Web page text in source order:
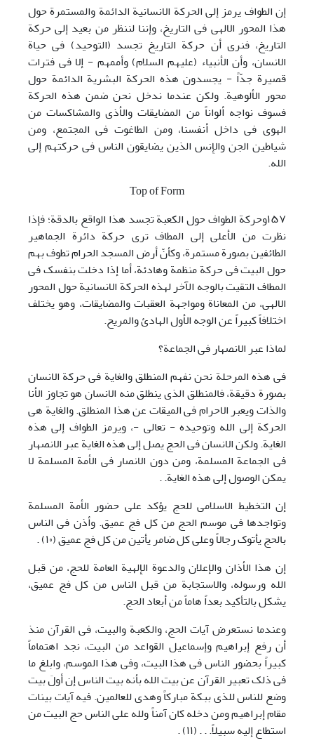
إن الطواف یرمز إلی الحرکة الانسانیة الدائمة والمستمرة حول
هذا المحور الالهی فی التاریخ، وإننا لننظر من بعید إلی حرکة
التاریخ، فنری أن حرکة التاریخ تجسد (التوحید) فی حیاة
الانسان، وأن الأنبیاء (علیهم السلام) وأممهم - إلا فی فترات
قصیرة جدّاً - یجسدون هذه الحرکة البشریة الدائمة حول
محور الألوهیة. ولکن عندما ندخل نحن ضمن هذه الحرکة
فسوف نواجه ألواناً من المضایقات والأذی والمشاکسات من
الهوی فی داخل أنفسنا، ومن الطاغوت فی المجتمع، ومن
شیاطین الجن والإِنس الذین یضایقون الناس فی حرکتهم إلی
الله.
Top of Form
١۵٧وحرکة الطواف حول الکعبة تجسد هذا الواقع بالدقة؛ فإذا
نظرت من الأعلی إلی المطاف تری حرکة دائرة الجماهیر
الطائفین بصورة مستمرة، وکأنّ أرض المسجد الحرام تطوف بهم
حول البیت فی حرکة منظمة وهادئة، أما إذا دخلت بنفسک فی
المطاف التقیت بالوجه الآخر لهذه الحرکة الانسانیة حول المحور
الالهی، من المعاناة ومواجهة العقبات والمضایقات، وهو یختلف
اختلافاً کبیراً عن الوجه الأول الهادئ والمریح.
لماذا عبر الانصهار فی الجماعة؟
فی هذه المرحلة نحن نفهم المنطلق والغایة فی حرکة الانسان
بصورة دقیقة، فالمنطلق الذی ینطلق منه الانسان هو تجاوز الأنا
والذات ویعبر الاحرام فی المیقات عن هذا المنطلق. والغایة هی
الحرکة إلی الله وتوحیده - تعالی -، ویرمز الطواف إلی هذه
الغایة. ولکن الانسان فی الحج یصل إلی هذه الغایة عبر الانصهار
فی الجماعة المسلمة، ومن دون الانصار فی الأمة المسلمة لا
یمکن الوصول إلی هذه الغایة. .
إن التخطیط الاسلامی للحج یؤکد علی حضور الأمة المسلمة
وتواجدها فی موسم الحج من کل فج عمیق. وأذن فی الناس
بالحج یأتوک رجالاً وعلی کل ضامر یأتین من کل فج عمیق (١٠) .
إن هذا الأذان والإعلان والدعوة الإِلهیة العامة للحج، من قبل
الله ورسوله، والاستجابة من قبل الناس من کل فج عمیق،
یشکل بالتأکید بعداً هاماً من أبعاد الحج.
وعندما نستعرض آیات الحج، والکعبة والبیت، فی القرآن منذ
أن رفع إبراهیم وإسماعیل القواعد من البیت، نجد اهتماماً
کبیراً بحضور الناس فی هذا البیت، وفی هذا الموسم، وابلغ ما
فی ذلک تعبیر القرآن عن بیت الله بأنه بیت الناس إن أولَ بیت
وضع للناس للذی ببکة مبارکاً وهدی للعالمین. فیه آیات بینات
مقام إبراهیم ومن دخله کان آمناً ولله علی الناس حج البیت من
استطاع إلیه سبیلاً. . . (١١) .